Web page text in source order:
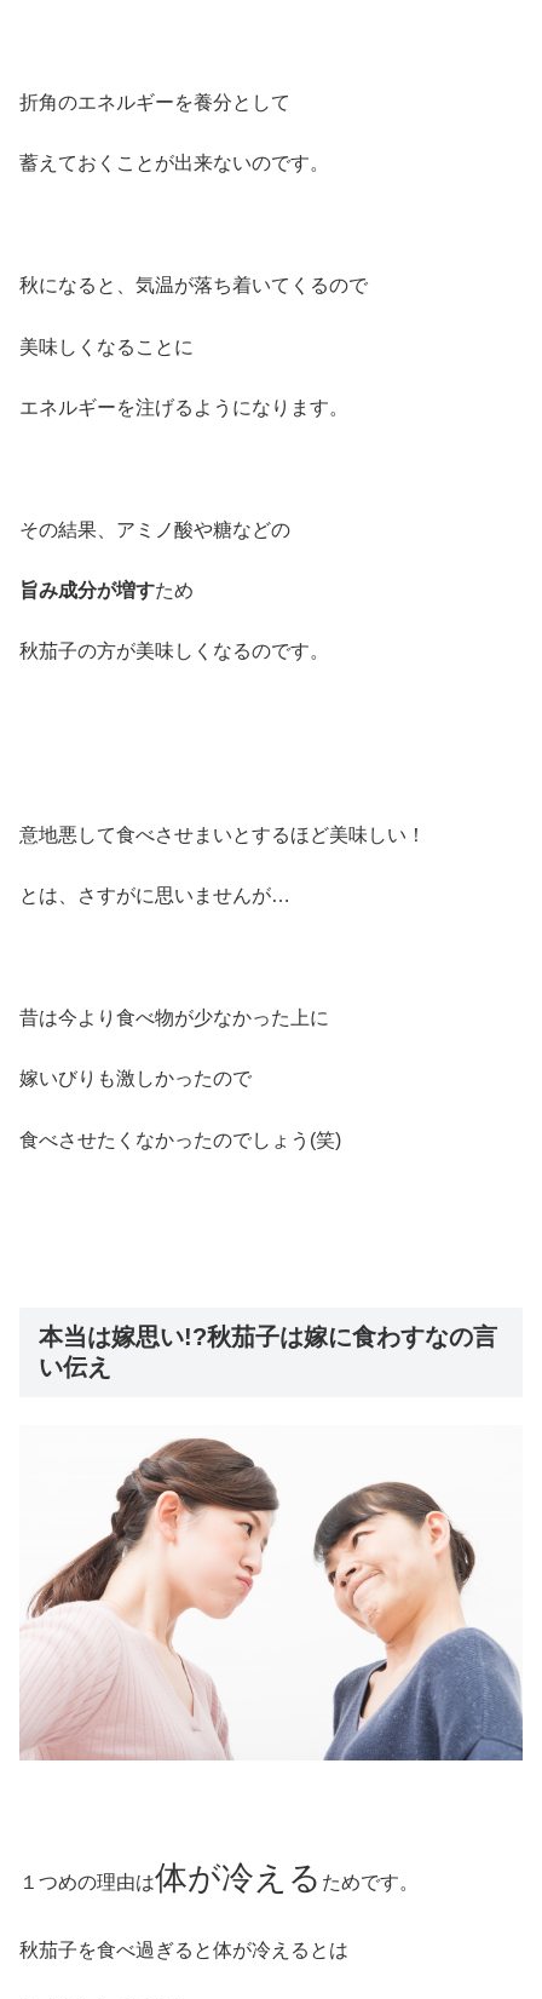
折角のエネルギーを養分として
蓄えておくことが出来ないのです。
秋になると、気温が落ち着いてくるので
美味しくなることに
エネルギーを注げるようになります。
その結果、アミノ酸や糖などの
旨み成分が増すため
秋茄子の方が美味しくなるのです。
意地悪して食べさせまいとするほど美味しい！
とは、さすがに思いませんが…
昔は今より食べ物が少なかった上に
嫁いびりも激しかったので
食べさせたくなかったのでしょう(笑)
本当は嫁思い!?秋茄子は嫁に食わすなの言
い伝え
１つめの理由は体が冷える ためです。
秋茄子を食べ過ぎると体が冷えるとは